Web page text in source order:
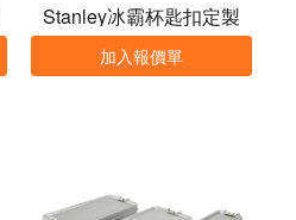
Stanley冰霸杯匙扣定製
加入報價單